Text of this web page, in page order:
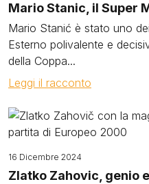
Mario Stanic, il Super
Mario Stanić è stato uno
Esterno polivalente e
della Coppa...
Leggi il racconto
Image
16 Dicembre 2024
Zlatko Zahovic, genio